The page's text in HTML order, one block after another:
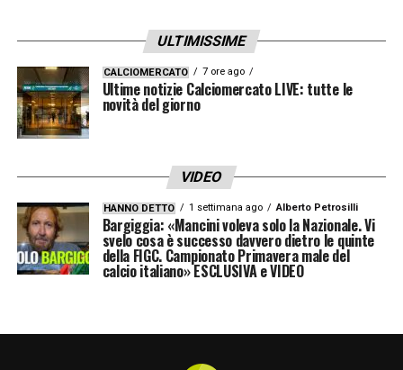
ULTIMISSIME
CALCIOMERCATO 7 ore ago
Ultime notizie Calciomercato LIVE: tutte le
novità del giorno
VIDEO
HANNO DETTO 1 settimana ago Alberto Petrosilli
Bargiggia: «Mancini voleva solo la Nazionale. Vi
svelo cosa è successo davvero dietro le quinte
della FIGC. Campionato Primavera male del
calcio italiano» ESCLUSIVA e VIDEO